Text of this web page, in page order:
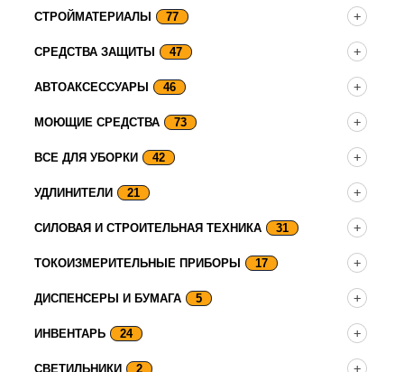
СТРОЙМАТЕРИАЛЫ 77
СРЕДСТВА ЗАЩИТЫ 47
АВТОАКСЕССУАРЫ 46
МОЮЩИЕ СРЕДСТВА 73
ВСЕ ДЛЯ УБОРКИ 42
УДЛИНИТЕЛИ 21
СИЛОВАЯ И СТРОИТЕЛЬНАЯ ТЕХНИКА 31
ТОКОИЗМЕРИТЕЛЬНЫЕ ПРИБОРЫ 17
ДИСПЕНСЕРЫ И БУМАГА 5
ИНВЕНТАРЬ 24
СВЕТИЛЬНИКИ 2